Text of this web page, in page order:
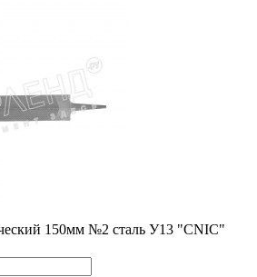
150мм №2 сталь У13 "CNIC"